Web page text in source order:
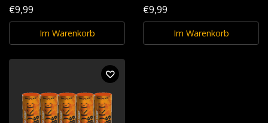
€9,99
Im Warenkorb
€9,99
Im Warenkorb